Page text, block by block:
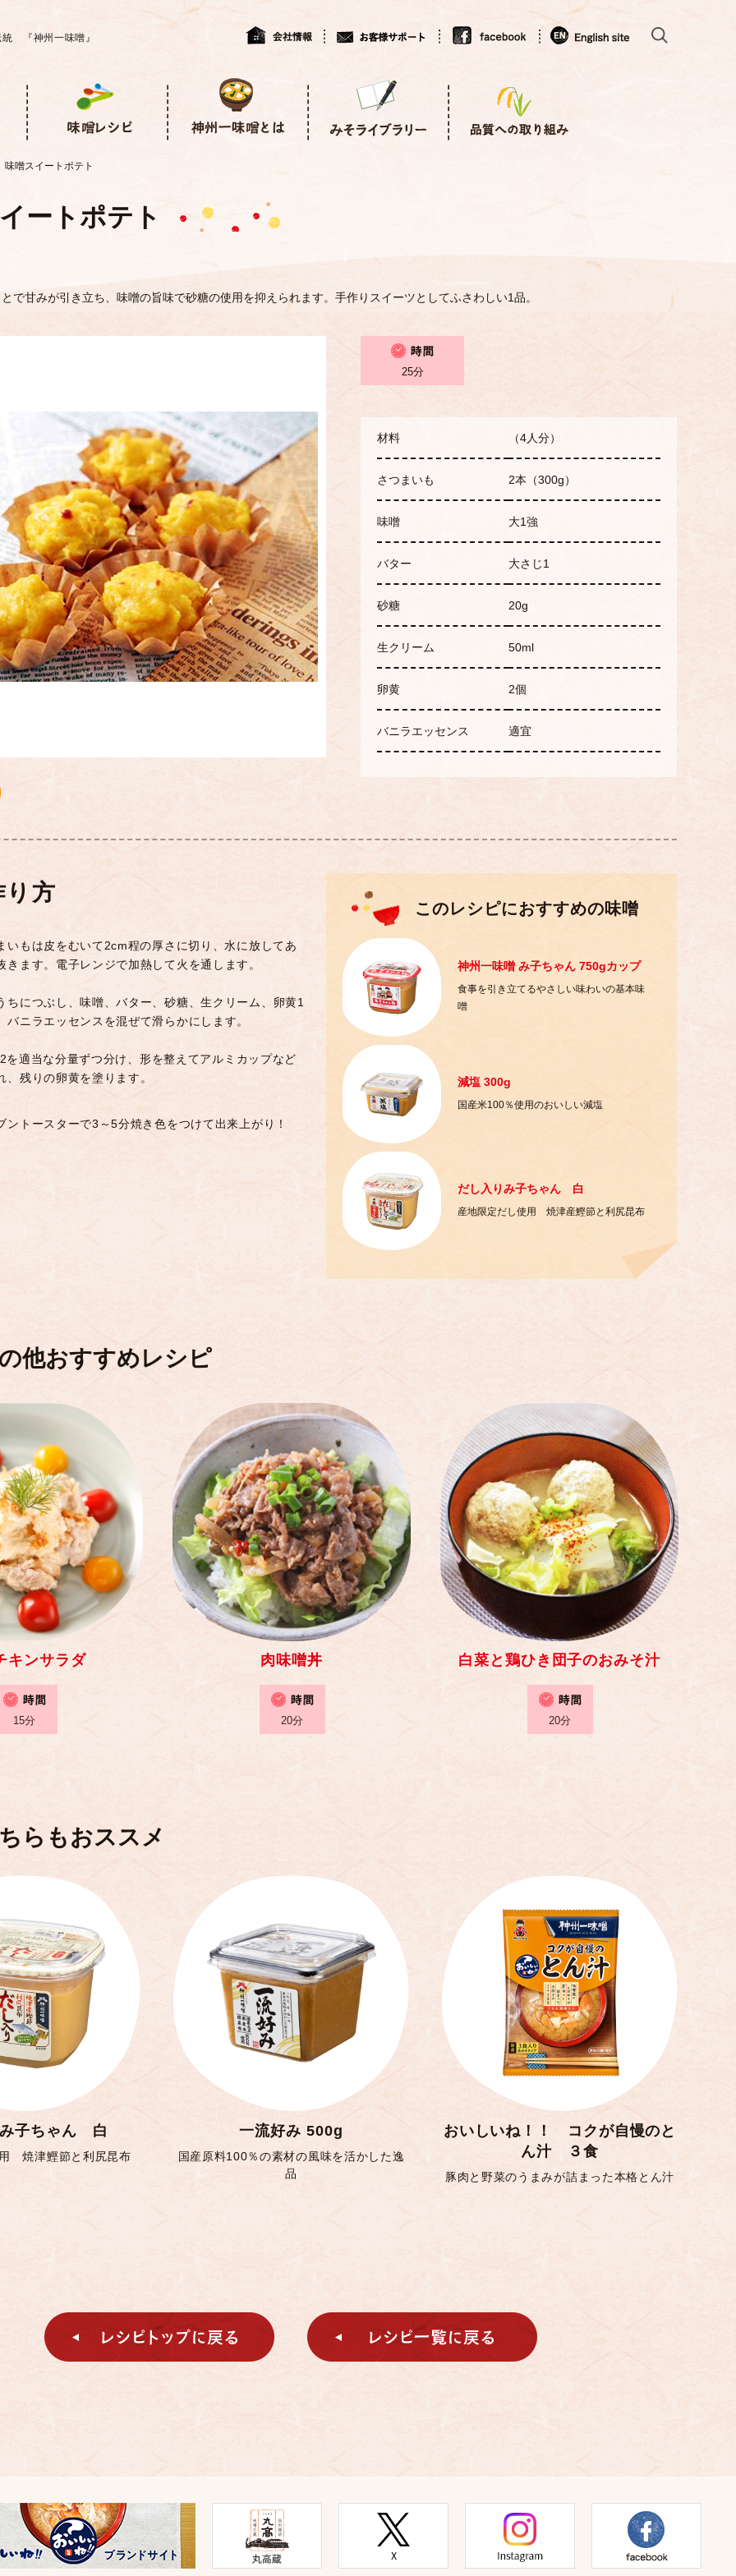
『神州一味噌』
味噌スイートポテト
ートポテト
で甘みが引き立ち、味噌の旨味で砂糖の使用を抑えられます。手作りスイーツとしてふさわしい1品。
25分
材料 （4人分）
さつまいも 2本（300g）
味噌 大1強
バター 大さじ1
砂糖 20g
生クリーム 50ml
卵黄 2個
バニラエッセンス 適宜
り方
いもは皮をむいて2cm程の厚さに切り、水に放してあ
きます。電子レンジで加熱して火を通します。
ちにつぶし、味噌、バター、砂糖、生クリーム、卵黄1
バニラエッセンスを混ぜて滑らかにします。
を適当な分量ずつ分け、形を整えてアルミカップなど
、残りの卵黄を塗ります。
ントースターで3～5分焼き色をつけて出来上がり！
このレシピにおすすめの味噌
神州一味噌 み子ちゃん 750gカップ
食事を引き立てるやさしい味わいの基本味
噌
減塩 300g
国産米100％使用のおいしい減塩
だし入りみ子ちゃん 白
産地限定だし使用 焼津産鰹節と利尻昆布
他おすすめレシピ
キンサラダ
15分
肉味噌丼
20分
白菜と鶏ひき団子のおみそ汁
20分
らもおススメ
子ちゃん 白
焼津鰹節と利尻昆布
一流好み 500g
国産原料100％の素材の風味を活かした逸
品
おいしいね！！ コクが自慢のと
ん汁 ３食
豚肉と野菜のうまみが詰まった本格とん汁